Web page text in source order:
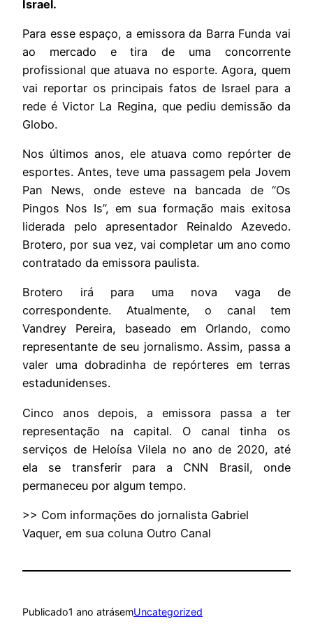
Israel.
Para esse espaço, a emissora da Barra Funda vai
ao mercado e tira de uma concorrente
profissional que atuava no esporte. Agora, quem
vai reportar os principais fatos de Israel para a
rede é Victor La Regina, que pediu demissão da
Globo.
Nos últimos anos, ele atuava como repórter de
esportes. Antes, teve uma passagem pela Jovem
Pan News, onde esteve na bancada de “Os
Pingos Nos Is”, em sua formação mais exitosa
liderada pelo apresentador Reinaldo Azevedo.
Brotero, por sua vez, vai completar um ano como
contratado da emissora paulista.
Brotero irá para uma nova vaga de
correspondente. Atualmente, o canal tem
Vandrey Pereira, baseado em Orlando, como
representante de seu jornalismo. Assim, passa a
valer uma dobradinha de repórteres em terras
estadunidenses.
Cinco anos depois, a emissora passa a ter
representação na capital. O canal tinha os
serviços de Heloísa Vilela no ano de 2020, até
ela se transferir para a CNN Brasil, onde
permaneceu por algum tempo.
>> Com informações do jornalista Gabriel
Vaquer, em sua coluna Outro Canal
Publicado1 ano atrásemUncategorized